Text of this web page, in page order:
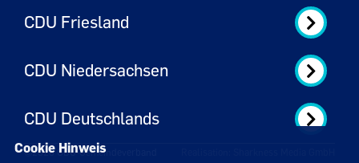
CDU Friesland
CDU Niedersachsen
CDU Deutschlands
©2026 CDU-Gemeindeverband
Cookie Hinweis